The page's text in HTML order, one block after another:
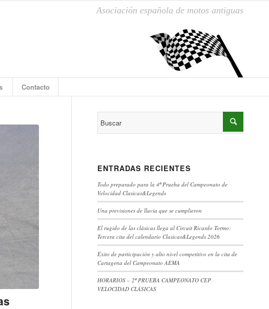
Asociación española de motos antiguas
Contacto
ENTRADAS RECIENTES
Todo preparado para la 4ª Prueba del Campeonato de
Velocidad Clasicas&Legends
Una previsiones de lluvia que se cumplieron
El rugido de las clásicas llega al Circuit Ricardo Tormo:
Tercera cita del calendario Clasicas&Legends 2026
Éxito de participación y alto nivel competitivo en la cita de
Cartagena del Campeonato AEMA
HORARIOS – 2ª PRUEBA CAMPEONATO CEP
VELOCIDAD CLÁSICAS